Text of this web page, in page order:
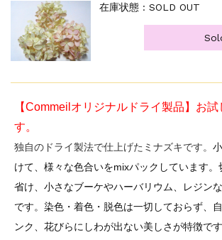
在庫状態 : SOLD OUT
【Commeilオリジナルドライ製品】お
す。
独自のドライ製法で仕上げたミナズキです。
けて、様々な色合いをmixパックしています。
省け、小さなブーケやハーバリウム、レジン
です。 染色・着色・脱色は一切しておらず、
ンク、花びらにしわが出ない美しさが特徴で